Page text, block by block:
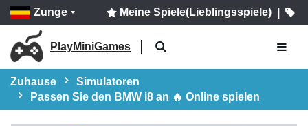
Zunge Meine Spiele(Lieblingsspiele)|
PlayMiniGames
Zuhause
Simulatoren
Passen Sie den BMW i8 an 🔥 Online spielen